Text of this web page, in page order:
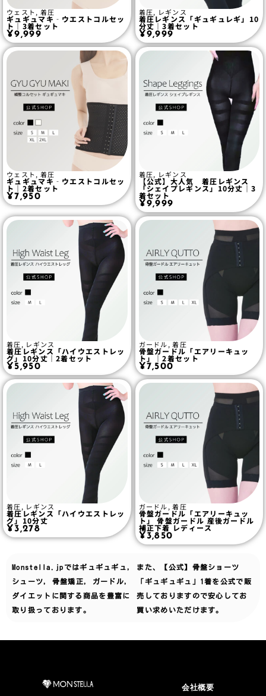
ウェスト,着圧
ギュギュマキ‐ウエストコルセッ
ト｜3着セット
¥9,999
着圧, レギンス
着圧レギンス「ギュギュレギ」10
分丈｜3着セット
¥9,999
ウェスト,着圧
ギュギュマキ‐ウエストコルセッ
ト｜2着セット
¥7,950
着圧, レギンス
【公式】大人気 着圧レギンス
「シェイプレギンス」10分丈｜3
着セット
¥9,999
着圧, レギンス
着圧レギンス「ハイウエストレッ
グ」10分丈｜2着セット
¥5,950
ガードル,着圧
骨盤ガードル「エアリーキュッ
ト」｜2着セット
¥7,500
着圧, レギンス
着圧レギンス「ハイウエストレッ
グ」10分丈
¥3,278
ガードル,着圧
骨盤ガードル「エアリーキュッ
ト」 骨盤ガードル 産後ガードル
補正下着 レディース
¥3,850
Monstella.jpではギュギュギュ ,
シューツ, 骨盤矯正, ガードル,
ダイエット に関する商品を豊富に
取り扱っております。
また、【公式】骨盤ショーツ
「ギュギュギュ」1着を公式で販
売しておりますので安心してお
買い求めいただけます。
会社概要